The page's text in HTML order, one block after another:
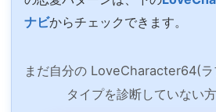
ナビからチェックできます。
まだ自分の LoveCharacter64(
タイプを診断していない